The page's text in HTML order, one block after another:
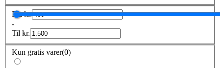
Frakr.
-
Til kr.
Kun gratis varer(0)